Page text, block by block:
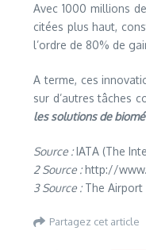
Avec 1000 millions
citées plus haut,
l’ordre de 80% de
A terme, ces
sur d’autres tâches
les solutions de
Source :IATA (The
2 Source :http://
3 Source :The Airport
Partagez cet article